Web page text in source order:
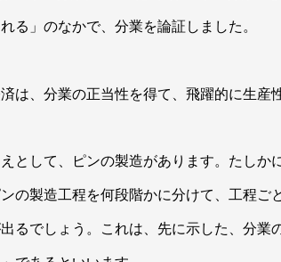
る」のなかで、分業を論証しました。
は、分業の正当性を得て、飛躍的に生産
として、ピンの製造があります。たしか
の製造工程を何段階かに分けて、工程ご
るでしょう。これは、先に示した、分業